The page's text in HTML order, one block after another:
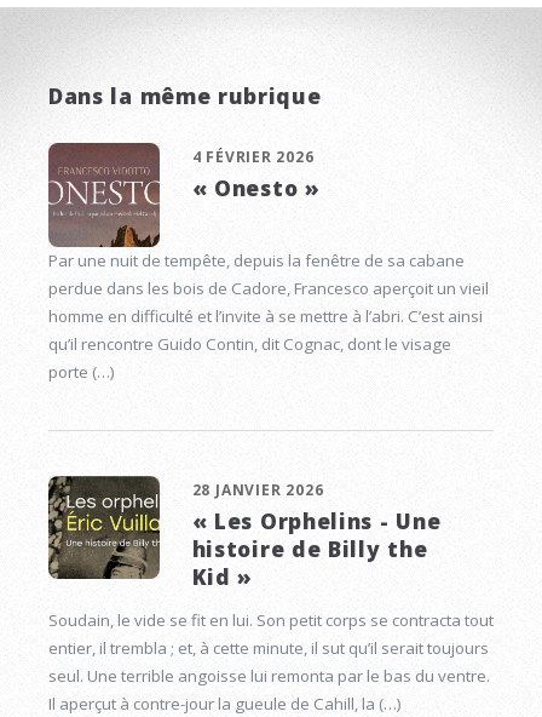
Dans la même rubrique
4 FÉVRIER 2026
« Onesto »
Par une nuit de tempête, depuis la fenêtre de sa cabane
perdue dans les bois de Cadore, Francesco aperçoit un vieil
homme en difficulté et l’invite à se mettre à l’abri. C’est ainsi
qu’il rencontre Guido Contin, dit Cognac, dont le visage
porte (…)
28 JANVIER 2026
« Les Orphelins - Une
histoire de Billy the
Kid »
Soudain, le vide se fit en lui. Son petit corps se contracta tout
entier, il trembla ; et, à cette minute, il sut qu’il serait toujours
seul. Une terrible angoisse lui remonta par le bas du ventre.
Il aperçut à contre-jour la gueule de Cahill, la (…)